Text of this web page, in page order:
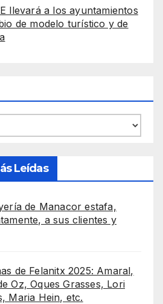
llevará a los ayuntamientos
de modelo turístico y de
Leídas
de Manacor estafa,
a sus clientes y
de Felanitx 2025: Amaral,
Oz, Oques Grasses, Lori
Maria Hein, etc.